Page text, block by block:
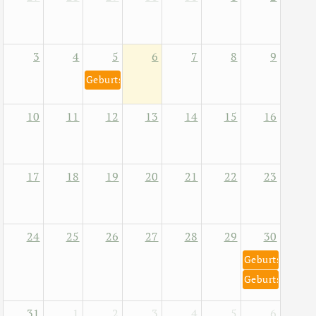
3 4 5
Geburtstag von Helene Fischer 5. August 1984
6 7 8 9
10 11 12 13 14 15 16
17 18 19 20 21 22 23
24 25 26 27 28 29 30
Geburtstag
Geburtstag